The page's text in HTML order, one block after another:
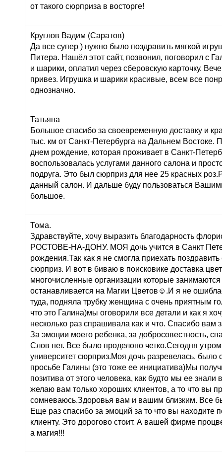
от такого сюрприза в восторге!
Круглов Вадим (Саратов)
Да все супер ) нужно было поздравить мягкой
Питера. Нашёл этот сайт, позвонил, поговорил с
и шарики, оплатил через сберовскую карточку.
привез. Игрушка и шарики красивые, всем все
однозначно.
Татьяна
Большое спасибо за своевременную доставку и
тыс. км от Санкт-Петербурга на Дальнем Востоке.
днем рождение, которая проживает в Санкт-
воспользовалась услугами данного салона и
подруга. Это был сюрприз для нее 25 красных
данный салон. И дальше буду пользоваться
большое.
Тома.
Здравствуйте, хочу выразить благодарность
РОСТОВЕ-НА-ДОНУ. МОЯ дочь учится в Санкт
рождения.Так как я не смогла приехать
сюрприз. И вот в биваю в поисковике доставка
многочисленные организации которые
останавливается на Магии Цветов☺.И я не
туда, подняла трубку женщина с очень приятным
что это Галина)мы оговорили все детали и как я
несколько раз спрашивала как и что. Спасибо вам
За эмоции моего ребенка, за добросовестность,
Слов нет. Все было проделоно четко.Сегодня
университет сюрприз.Моя дочь разревелась, было
просьбе Галины (это тоже ее инициатива)Мы
позитива от этого человека, как будто мы ее знали
желаю вам только хороших клиентов, а то что вы
сомневаюсь.Здоровья вам и вашим близким. Все
Еще раз спасибо за эмоций за то что вы находите
клиенту. Это дорогово стоит. А вашей фирме
а магия!!!